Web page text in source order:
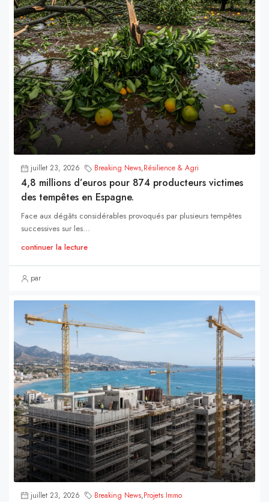
juillet 23, 2026 Breaking News,Résilience & Agri
4,8 millions d’euros pour 874 producteurs victimes
des tempêtes en Espagne.
Face aux dégâts considérables provoqués par plusieurs tempêtes
successives sur les...
continuer la lecture
par
juillet 23, 2026 Breaking News,Projets Immo